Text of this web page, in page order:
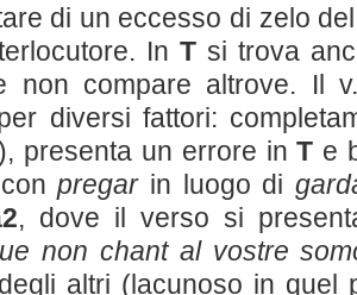
di un eccesso di zelo
In T si trova
non compare altrove. Il
diversi fattori:
presenta un errore inT e
pregarin luogo di
2, dove il verso si
non chant al vostre
degli altri (lacunoso in